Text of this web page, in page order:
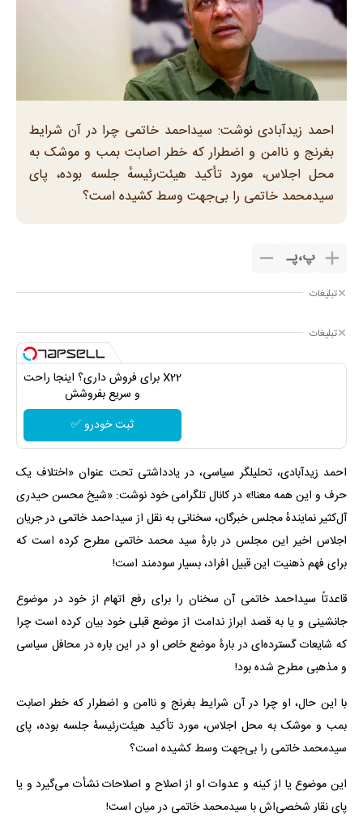
احمد زیدآبادی نوشت: سیداحمد خاتمی چرا در آن شرایط
بغرنج و ناامن و اضطرار که خطر اصابت بمب و موشک به
محل اجلاس، مورد تأکید هیئت‌رئیسهٔ جلسه بوده، پای
سیدمحمد خاتمی را بی‌جهت وسط کشیده است؟
پ،پـ
تبلیغات
تبلیغات
X22 برای فروش داری؟ اینجا راحت
و سریع بفروشش
ثبت خودرو ✅
احمد زیدآبادی، تحلیلگر سیاسی، در یادداشتی تحت عنوان «اختلاف یک
حرف و این همه معنا!» در کانال تلگرامی خود نوشت: «شیخ محسن حیدری
آل‌کثیر نمایندهٔ مجلس خبرگان، سخنانی به نقل از سیداحمد خاتمی در جریان
اجلاس اخیر این مجلس در بارهٔ سید محمد خاتمی مطرح کرده است که
برای فهم ذهنیت این قبیل افراد، بسیار سودمند است!
قاعدتاً سیداحمد خاتمی آن سخنان را برای رفع اتهام از خود در موضوع
جانشینی و یا به قصد ابراز ندامت از موضع قبلی خود بیان کرده است چرا
که شایعات گسترده‌ای در بارهٔ موضع خاص او در این باره در محافل سیاسی
و مذهبی مطرح شده بود!
با این حال، او چرا در آن شرایط بغرنج و ناامن و اضطرار که خطر اصابت
بمب و موشک به محل اجلاس، مورد تأکید هیئت‌رئیسهٔ جلسه بوده، پای
سیدمحمد خاتمی را بی‌جهت وسط کشیده است؟
این موضوع یا از کینه و عدوات او از اصلاح و اصلاحات نشأت می‌گیرد و یا
پای نقار شخصی‌اش با سیدمحمد خاتمی در میان است!